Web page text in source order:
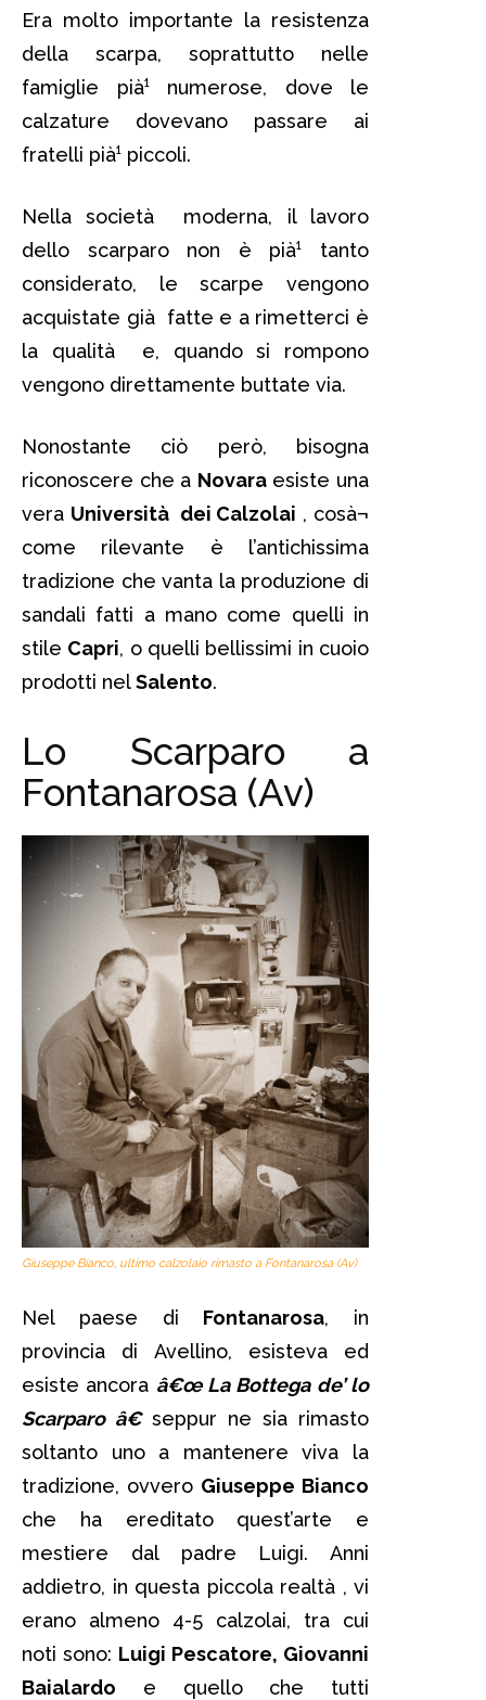
Era molto importante la resistenza
della scarpa, soprattutto nelle
famiglie pià¹ numerose, dove le
calzature dovevano passare ai
fratelli pià¹ piccoli.
Nella società moderna, il lavoro
dello scarparo non è pià¹ tanto
considerato, le scarpe vengono
acquistate già fatte e a rimetterci è
la qualità e, quando si rompono
vengono direttamente buttate via.
Nonostante ciò però, bisogna
riconoscere che a Novaraesiste una
vera Università dei Calzolai , cosà¬
come rilevante è l’antichissima
tradizione che vanta la produzione di
sandali fatti a mano come quelli in
stile Capri, o quelli bellissimi in cuoio
prodotti nelSalento.
Lo Scarparo a
Fontanarosa (Av)
Giuseppe Bianco, ultimo calzolaio rimasto a Fontanarosa (Av)
Nel paese di Fontanarosa, in
provincia di Avellino, esisteva ed
esiste ancora â€œ La Bottega de’ lo
Scarparo â€seppur ne sia rimasto
soltanto uno a mantenere viva la
tradizione, ovvero Giuseppe Bianco
che ha ereditato quest’arte e
mestiere dal padre Luigi. Anni
addietro, in questa piccola realtà , vi
erano almeno 4-5 calzolai, tra cui
noti sono: Luigi Pescatore, Giovanni
Baialardo e quello che tutti